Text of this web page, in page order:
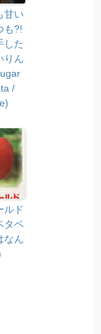
甘い
も?!
した
りん
/
ルド
タベ
なん